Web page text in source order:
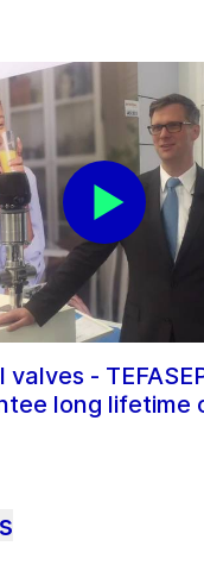
valves -
long lifetime